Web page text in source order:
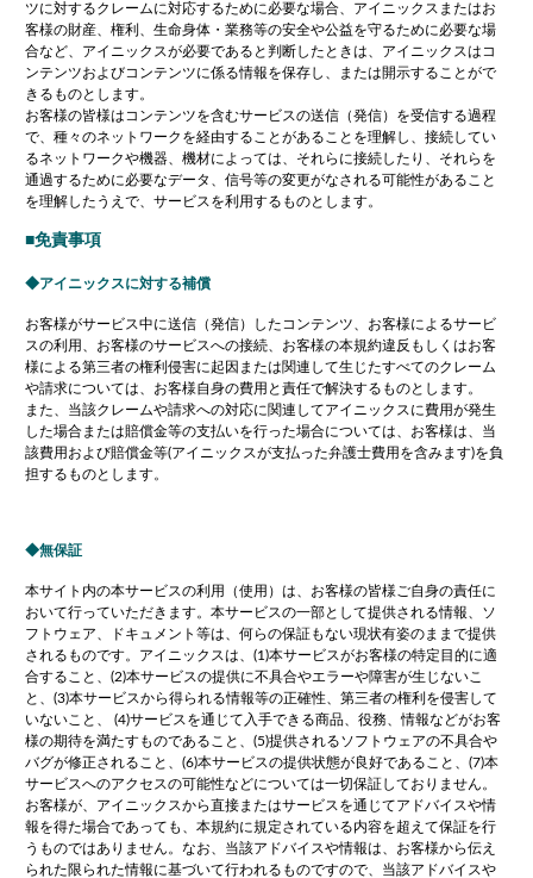
ツに対するクレームに対応するために必要な場合、アイニックスまたはお
客様の財産、権利、生命身体・業務等の安全や公益を守るために必要な場
合など、アイニックスが必要であると判断したときは、アイニックスはコ
ンテンツおよびコンテンツに係る情報を保存し、または開示することがで
きるものとします。
お客様の皆様はコンテンツを含むサービスの送信（発信）を受信する過程
で、種々のネットワークを経由することがあることを理解し、接続してい
るネットワークや機器、機材によっては、それらに接続したり、それらを
通過するために必要なデータ、信号等の変更がなされる可能性があること
を理解したうえで、サービスを利用するものとします。
■免責事項
アイニックスに対する補償
お客様がサービス中に送信（発信）したコンテンツ、お客様によるサービ
スの利用、お客様のサービスへの接続、お客様の本規約違反もしくはお客
様による第三者の権利侵害に起因または関連して生じたすべてのクレーム
や請求については、お客様自身の費用と責任で解決するものとします。
また、当該クレームや請求への対応に関連してアイニックスに費用が発生
した場合または賠償金等の支払いを行った場合については、お客様は、当
該費用および賠償金等(アイニックスが支払った弁護士費用を含みます)を負
担するものとします。
無保証
本サイト内の本サービスの利用（使用）は、お客様の皆様ご自身の責任に
おいて行っていただきます。本サービスの一部として提供される情報、ソ
フトウェア、ドキュメント等は、何らの保証もない現状有姿のままで提供
されるものです。アイニックスは、(1)本サービスがお客様の特定目的に適
合すること、(2)本サービスの提供に不具合やエラーや障害が生じないこ
と、(3)本サービスから得られる情報等の正確性、第三者の権利を侵害して
いないこと、 (4)サービスを通じて入手できる商品、役務、情報などがお客
様の期待を満たすものであること、(5)提供されるソフトウェアの不具合や
バグが修正されること、(6)本サービスの提供状態が良好であること、(7)本
サービスへのアクセスの可能性などについては一切保証しておりません。
お客様が、アイニックスから直接またはサービスを通じてアドバイスや情
報を得た場合であっても、本規約に規定されている内容を超えて保証を行
うものではありません。なお、当該アドバイスや情報は、お客様から伝え
られた限られた情報に基づいて行われるものですので、当該アドバイスや